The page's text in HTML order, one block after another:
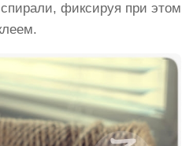
фиксируя при этом